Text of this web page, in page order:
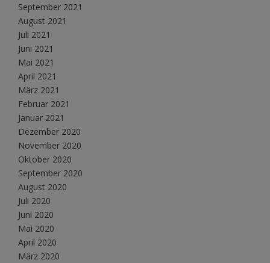
September 2021
August 2021
Juli 2021
Juni 2021
Mai 2021
April 2021
März 2021
Februar 2021
Januar 2021
Dezember 2020
November 2020
Oktober 2020
September 2020
August 2020
Juli 2020
Juni 2020
Mai 2020
April 2020
März 2020